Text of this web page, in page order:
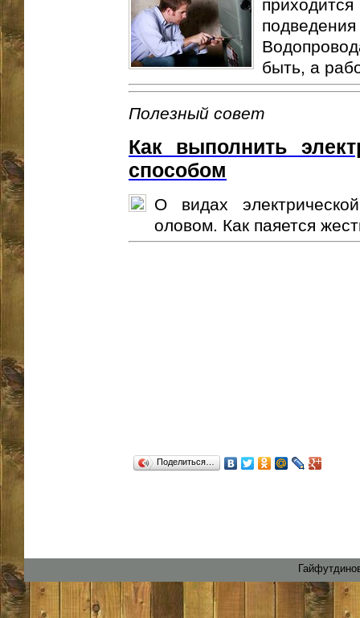
быть, а
Полезный совет
Как выполнить
способом
О видах
оловом. Как паяется
Поделиться…